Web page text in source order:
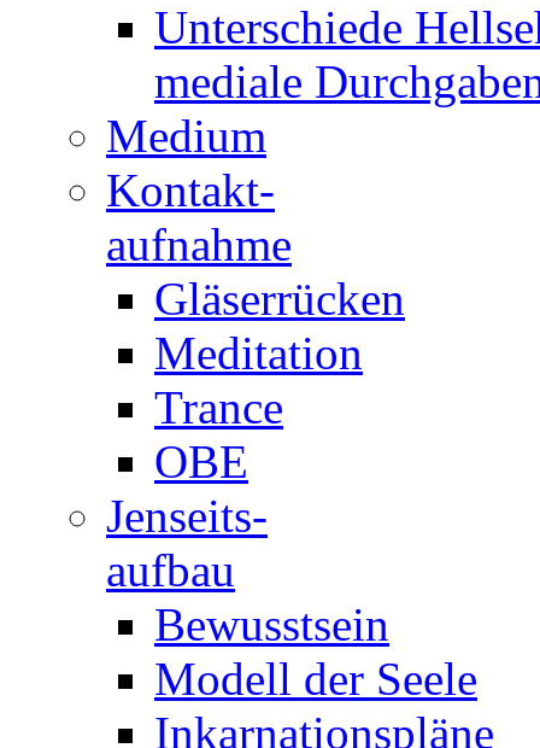
Unterschiede
mediale
Medium
Kontakt-
aufnahme
Gläserrücken
Meditation
Trance
OBE
Jenseits-
aufbau
Bewusstsein
Modell der Seele
Inkarnationspläne